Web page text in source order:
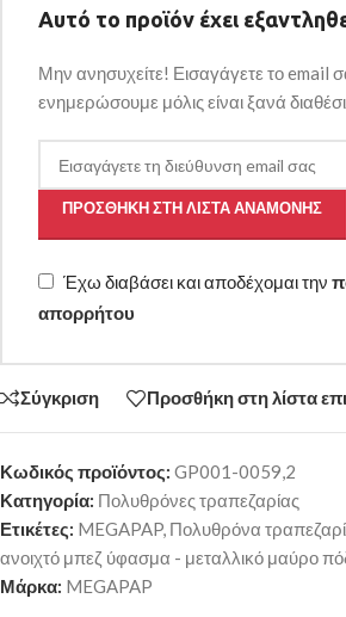
Αυτό το προϊόν έχει
Μην ανησυχείτε! Εισαγάγετε το email
ενημερώσουμε μόλις είναι ξανά
ΠΡΟΣΘΉΚΗ ΣΤΗ ΛΊΣΤΑ ΑΝΑΜΟΝΉΣ
Έχω διαβάσει και αποδέχομαι την
απορρήτου
Σύγκριση Προσθήκη στη λίστα
Κωδικός προϊόντος: GP001-0059,2
Κατηγορία: Πολυθρόνες τραπεζαρίας
Ετικέτες: MEGAPAP, Πολυθρόνα
ανοιχτό μπεζ ύφασμα - μεταλλικό μαύρο
Μάρκα: MEGAPAP